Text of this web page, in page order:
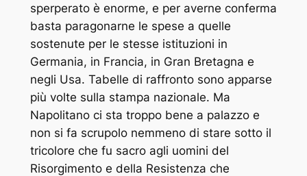
sperperato è enorme, e per averne conferma
basta paragonarne le spese a quelle
sostenute per le stesse istituzioni in
Germania, in Francia, in Gran Bretagna e
negli Usa. Tabelle di raffronto sono apparse
più volte sulla stampa nazionale. Ma
Napolitano ci sta troppo bene a palazzo e
non si fa scrupolo nemmeno di stare sotto il
tricolore che fu sacro agli uomini del
Risorgimento e della Resistenza che